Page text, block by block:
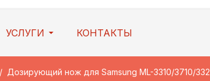
УСЛУГИ КОНТАКТЫ
Дозирующий нож для Samsung ML-3310/3710/